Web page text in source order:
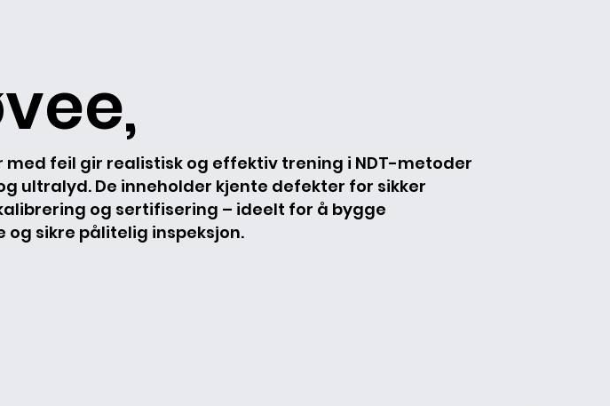
med feil gir realistisk og effektiv trening i NDT-metoder
og ultralyd. De inneholder kjente defekter for sikker
og sertifisering – ideelt for å bygge
og sikre pålitelig inspeksjon.